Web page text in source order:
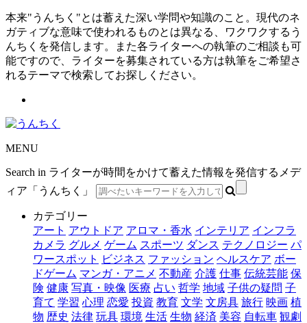
本来"うんちく"とは蓄えた深い学問や知識のこと。現代のネ
ガティブな意味で使われるものとは異なる、ワクワクするう
んちくを発信します。また各ライターへの執筆のご相談も可
能ですので、ライターを募集されている方は執筆をご希望さ
れるテーマで検索してお探しください。
MENU
Search in ライターが時間をかけて蓄えた情報を発信するメデ
ィア「うんちく」
カテゴリー
アート アウトドア アロマ・香水 インテリア インフラ
カメラ グルメ ゲーム スポーツ ダンス テクノロジー パ
ワースポット
ビジネス ファッション ヘルスケア ボー
ドゲーム マンガ・アニメ 不動産 介護 仕事 伝統芸能 保
険 健康 写真・映像 医療 占い 哲学 地域 子供の疑問 子
育て 学習 心理 恋愛 投資 教育 文学 文房具 旅行 映画 植
物 歴史 法律 玩具 環境 生活 生物 経済 美容 自転車 観劇